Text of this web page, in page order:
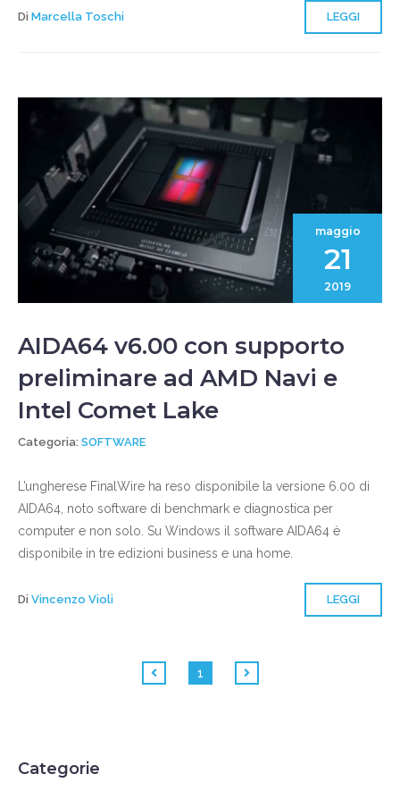
Di Marcella Toschi LEGGI
maggio
21
2019
AIDA64 v6.00 con supporto
preliminare ad AMD Navi e
Intel Comet Lake
Categoria: SOFTWARE
L’ungherese FinalWire ha reso disponibile la versione 6.00 di
AIDA64, noto software di benchmark e diagnostica per
computer e non solo. Su Windows il software AIDA64 è
disponibile in tre edizioni business e una home.
Di Vincenzo Violi LEGGI
1
Categorie